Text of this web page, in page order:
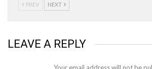
PREV NEXT
LEAVE A REPLY
Your email address will not be